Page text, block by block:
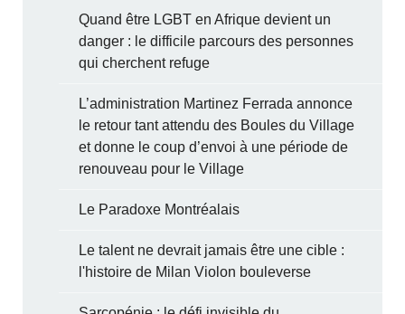
Quand être LGBT en Afrique devient un
danger : le difficile parcours des personnes
qui cherchent refuge
L’administration Martinez Ferrada annonce
le retour tant attendu des Boules du Village
et donne le coup d’envoi à une période de
renouveau pour le Village
Le Paradoxe Montréalais
Le talent ne devrait jamais être une cible :
l'histoire de Milan Violon bouleverse